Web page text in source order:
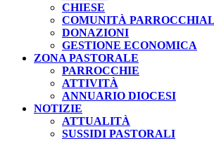
CHIESE
COMUNITÀ
DONAZIONI
GESTIONE ECONOMICA
ZONA PASTORALE
PARROCCHIE
ATTIVITÀ
ANNUARIO DIOCESI
NOTIZIE
ATTUALITÀ
SUSSIDI PASTORALI